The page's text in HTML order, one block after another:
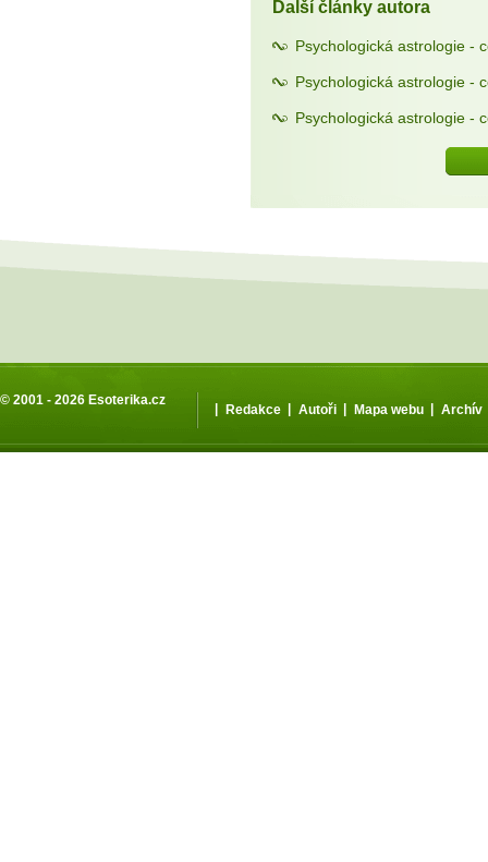
Další články autora
Psychologická astrologie -
Psychologická astrologie -
Psychologická astrologie -
© 2001 - 2026 Esoterika.cz
| Redakce | Autoři | Mapa webu | Archív